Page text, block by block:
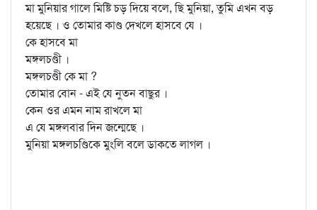
মা মুনিয়ার গালে মিষ্টি চড় দিয়ে বলে, ছি মুনিয়া, তুমি এখন বড়
হয়েছে । ও তোমার কাণ্ড দেখলে হাসবে যে ।
কে হাসবে মা
মঙ্গলচণ্ডী ।
মঙ্গলচণ্ডী কে মা ?
তোমার বোন - এই যে নুতন বাছুর ।
কেন ওর এমন নাম রাখলে মা
এ যে মঙ্গলবার দিন জন্মেছে ।
মুনিয়া মঙ্গলচণ্ডিকে মুংলি বলে ডাকতে লাগল ।